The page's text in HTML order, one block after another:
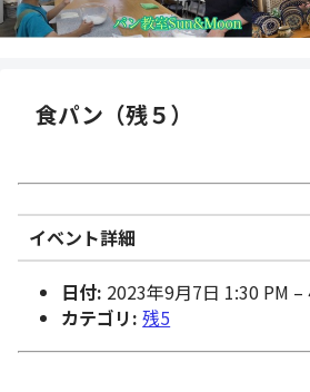
食パン（残５）
イベント詳細
日付: 2023年9月7日 1:30 PM –
カテゴリ: 残5